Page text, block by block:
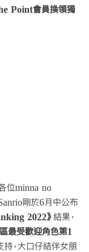
Point會員換領獨
各位minna no
剛於6月中公布
2022》結果，
最受歡迎角色第1
持，大口仔結伴女朋